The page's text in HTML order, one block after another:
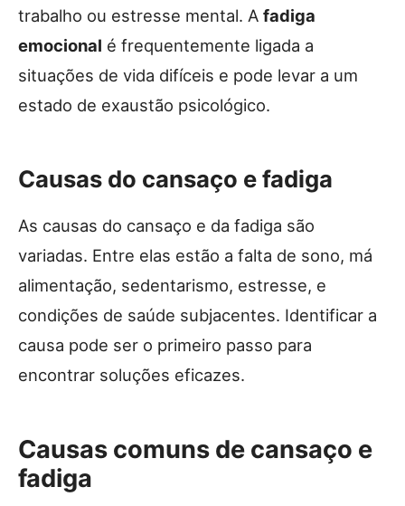
trabalho ou estresse mental. A fadiga
emocional é frequentemente ligada a
situações de vida difíceis e pode levar a um
estado de exaustão psicológico.
Causas do cansaço e fadiga
As causas do cansaço e da fadiga são
variadas. Entre elas estão a falta de sono, má
alimentação, sedentarismo, estresse, e
condições de saúde subjacentes. Identificar a
causa pode ser o primeiro passo para
encontrar soluções eficazes.
Causas comuns de cansaço e
fadiga